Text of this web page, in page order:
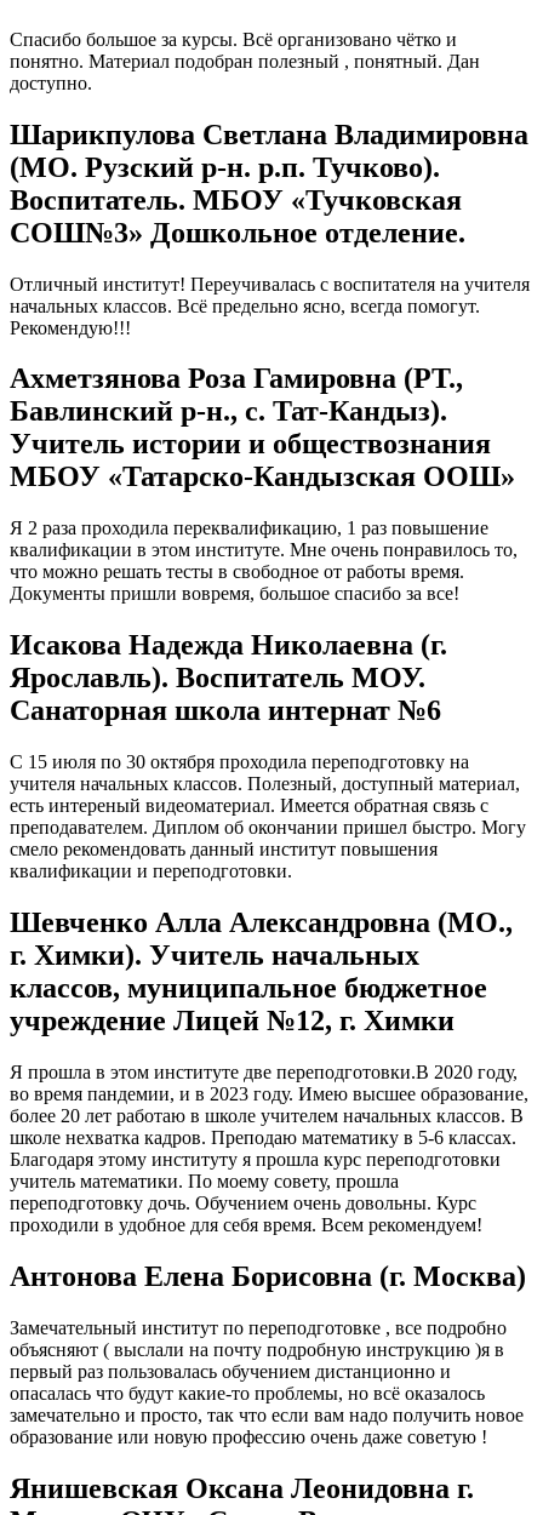
Спасибо большое за курсы. Всё организовано чётко и
понятно. Материал подобран полезный , понятный. Дан
доступно.
Шарикпулова Светлана Владимировна
(МО. Рузский р-н. р.п. Тучково).
Воспитатель. МБОУ «Тучковская
СОШ№3» Дошкольное отделение.
Отличный институт! Переучивалась с воспитателя на учителя
начальных классов. Всё предельно ясно, всегда помогут.
Рекомендую!!!
Ахметзянова Роза Гамировна (РТ.,
Бавлинский р-н., с. Тат-Кандыз).
Учитель истории и обществознания
МБОУ «Татарско-Кандызская ООШ»
Я 2 раза проходила переквалификацию, 1 раз повышение
квалификации в этом институте. Мне очень понравилось то,
что можно решать тесты в свободное от работы время.
Документы пришли вовремя, большое спасибо за все!
Исакова Надежда Николаевна (г.
Ярославль). Воспитатель МОУ.
Санаторная школа интернат №6
С 15 июля по 30 октября проходила переподготовку на
учителя начальных классов. Полезный, доступный материал,
есть интереный видеоматериал. Имеется обратная связь с
преподавателем. Диплом об окончании пришел быстро. Могу
смело рекомендовать данный институт повышения
квалификации и переподготовки.
Шевченко Алла Александровна (МО.,
г. Химки). Учитель начальных
классов, муниципальное бюджетное
учреждение Лицей №12, г. Химки
Я прошла в этом институте две переподготовки.В 2020 году,
во время пандемии, и в 2023 году. Имею высшее образование,
более 20 лет работаю в школе учителем начальных классов. В
школе нехватка кадров. Преподаю математику в 5-6 классах.
Благодаря этому институту я прошла курс переподготовки
учитель математики. По моему совету, прошла
переподготовку дочь. Обучением очень довольны. Курс
проходили в удобное для себя время. Всем рекомендуем!
Антонова Елена Борисовна (г. Москва)
Замечательный институт по переподготовке , все подробно
объясняют ( выслали на почту подробную инструкцию )я в
первый раз пользовалась обучением дистанционно и
опасалась что будут какие-то проблемы, но всё оказалось
замечательно и просто, так что если вам надо получить новое
образование или новую профессию очень даже советую !
Янишевская Оксана Леонидовна г.